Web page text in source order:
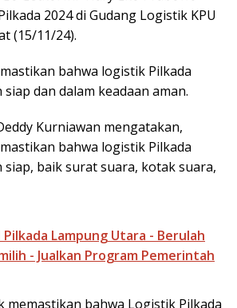
2024 di Gudang Logistik KPU
(15/11/24).
bahwa logistik Pilkada
dan dalam keadaan aman.
Kurniawan mengatakan,
bahwa logistik Pilkada
baik surat suara, kotak suara,
Pilkada Lampung Utara - Berulah
- Jualkan Program Pemerintah
memastikan bahwa Logistik Pilkada